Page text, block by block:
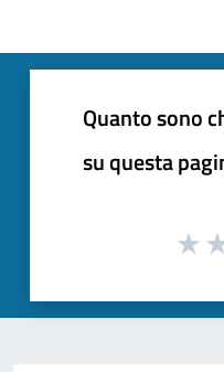
Quanto sono
su questa